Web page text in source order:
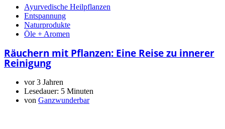
Ayurvedische Heilpflanzen
Entspannung
Naturprodukte
Öle + Aromen
Räuchern mit Pflanzen: Eine Reise zu innerer
Reinigung
vor 3 Jahren
Lesedauer: 5 Minuten
von Ganzwunderbar